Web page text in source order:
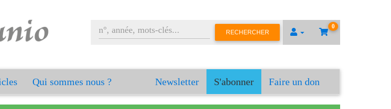
0
RECHERCHER
Qui sommes nous ? Newsletter S'abonner Faire un don